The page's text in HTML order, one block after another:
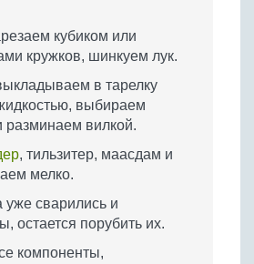
кубиком или
кружков, шинкуем лук.
в тарелку
выбираем
разминаем вилкой.
, тильзитер, маасдам и
мелко.
уже сварились и
остается порубить их.
компоненты,